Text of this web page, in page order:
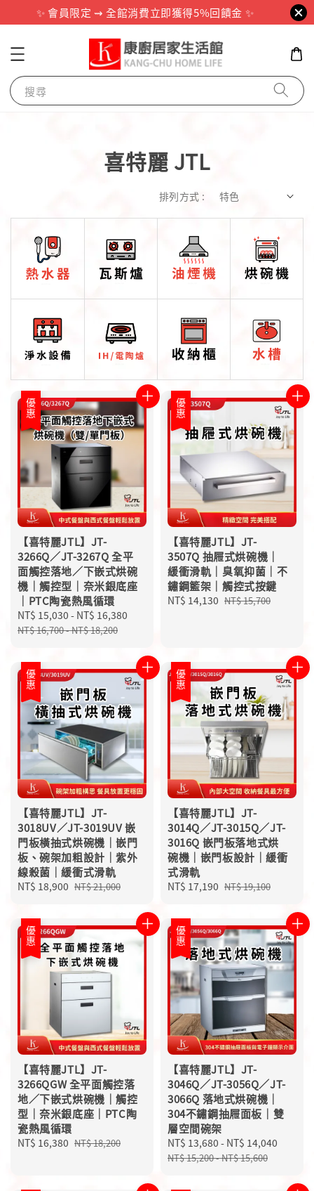
✨ 會員限定 ⇝ 全館消費立即獲得5%回饋金 ✨
搜尋
喜特麗 JTL
排列方式 :
優惠
【喜特麗JTL】JT-
3266Q／JT-3267Q 全平
面觸控落地／下嵌式烘碗
機｜觸控型｜奈米銀底座
｜PTC陶瓷熱風循環
Sale
price
NT$ 15,030 - NT$ 16,380
NT$ 16,700-NT$ 18,200
優惠
【喜特麗JTL】JT-
3507Q 抽屜式烘碗機｜
緩衝滑軌｜臭氧抑菌｜不
鏽鋼籃架｜觸控式按鍵
Sale
NT$ 14,130 Regular
NT$ 15,700
優惠
【喜特麗JTL】JT-
3018UV／JT-3019UV 嵌
門板橫抽式烘碗機｜嵌門
板、碗架加粗設計｜紫外
線殺菌｜緩衝式滑軌
Sale
NT$ 18,900 Regular
NT$ 21,000
優惠
【喜特麗JTL】JT-
3014Q／JT-3015Q／JT-
3016Q 嵌門板落地式烘
碗機｜嵌門板設計｜緩衝
式滑軌
Sale
NT$ 17,190 Regular
NT$ 19,100
優惠
【喜特麗JTL】JT-
3266QGW 全平面觸控落
地／下嵌式烘碗機｜觸控
型｜奈米銀底座｜PTC陶
瓷熱風循環
Sale
NT$ 16,380 Regular
NT$ 18,200
優惠
【喜特麗JTL】JT-
3046Q／JT-3056Q／JT-
3066Q 落地式烘碗機｜
304不鏽鋼抽屜面板｜雙
層空間碗架
Sale
price
NT$ 13,680 - NT$ 14,040
NT$ 15,200-NT$ 15,600